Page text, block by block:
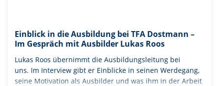
Einblick in die Ausbildung bei TFA Dostmann –
Im Gespräch mit Ausbilder Lukas Roos
Lukas Roos übernimmt die Ausbildungsleitung bei
uns. Im Interview gibt er Einblicke in seinen Werdegang,
seine Motivation als Ausbilder und was ihm in der Arbeit